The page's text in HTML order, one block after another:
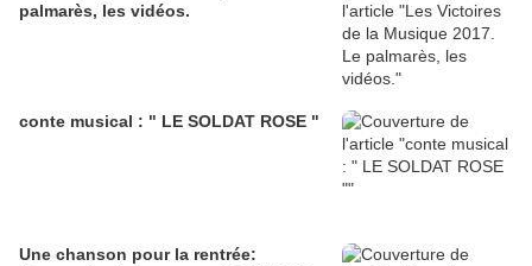
palmarès, les vidéos.
conte musical : " LE SOLDAT ROSE "
Une chanson pour la rentrée: